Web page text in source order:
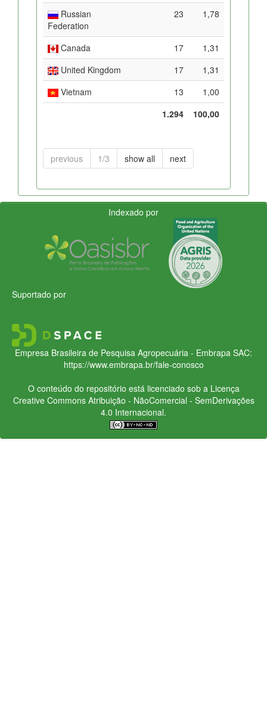
Russian
Federation
23 1,78
Canada 17
1,31
United Kingdom
17
1,31
Vietnam
13
1,00
1.294
100,00
previous 1/3 show all next
Indexado por
Suportado por
Empresa Brasileira de Pesquisa Agropecuária - Embrapa SAC:
https://www.embrapa.br/fale-conosco
O conteúdo do repositório está licenciado sob a Licença
Creative CommonsAtribuição - NãoComercial - SemDerivações
4.0 Internacional.